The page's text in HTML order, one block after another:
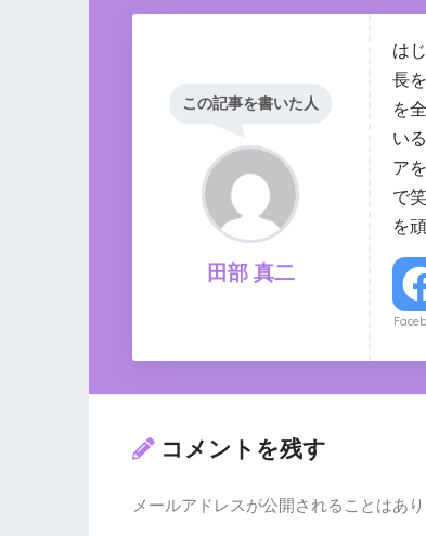
この記事を書いた人
田部 真二
は
長
を
い
ア
で
を
コメントを残す
メールアドレスが公開されることはあり